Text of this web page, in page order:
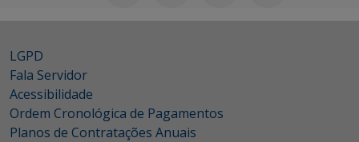
LGPD
Fala Servidor
Acessibilidade
Ordem Cronológica de Pagamentos
Planos de Contratações Anuais